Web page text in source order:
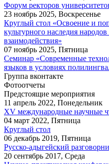
Форум ректоров
23 ноябрь 2025, Воскресенье
Круглый стол «Освоение и
культурного наследия
взаимодействия»
07 ноябрь 2025, Пятница
Семинар «Современные
языков в условиях
Группа вконтакте
Фотоотчеты
Предстоящие мероприятия
11 апрель 2022, Понедельник
XV международные научные
04 март 2022, Пятница
Круглый стол
06 декабрь 2019, Пятница
Русско-адыгейский
20 сентябрь 2017, Среда